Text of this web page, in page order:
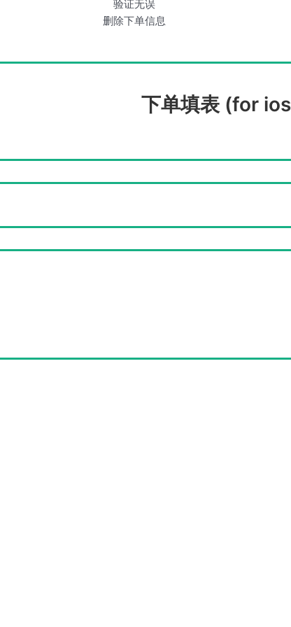
验证无误
删除下单信息
下单填表 (for